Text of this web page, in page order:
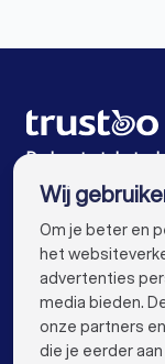
De beste
VOOR
Wij
Om je beter en
het
advertenties
media bieden.
onze partners
die je eerder